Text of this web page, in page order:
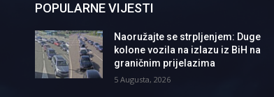
POPULARNE VIJESTI
Naoružajte se strpljenjem: Duge
kolone vozila na izlazu iz BiH na
graničnim prijelazima
5 Augusta, 2026